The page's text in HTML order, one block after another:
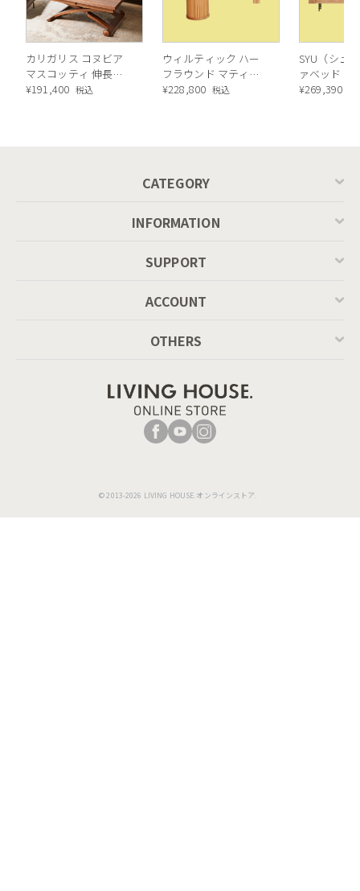
カリガリス コヌビア
マスコッティ 伸長・
昇降式テーブル ／
¥191,400 税込
ウィルティック ハー
フラウンド マティエ
ラ塗装 ダイニングテ
¥228,800 税込
SYU（シュ
ァベッド（
ル）190cm
¥269,390
CATEGORY
INFORMATION
SUPPORT
ACCOUNT
OTHERS
© 2013-2026 LIVING HOUSE.オンラインストア.